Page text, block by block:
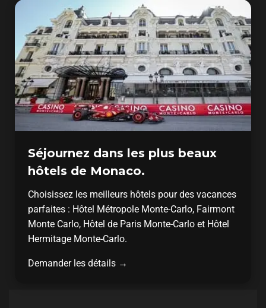
Séjournez dans les plus beaux
hôtels de Monaco.
Choisissez les meilleurs hôtels pour des vacances
parfaites : Hôtel Métropole Monte-Carlo, Fairmont
Monte Carlo, Hôtel de Paris Monte-Carlo et Hôtel
Hermitage Monte-Carlo.
Demander les détails →